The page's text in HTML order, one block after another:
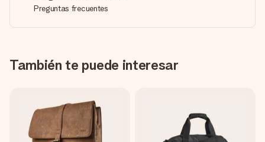
Preguntas frecuentes
También te puede interesar